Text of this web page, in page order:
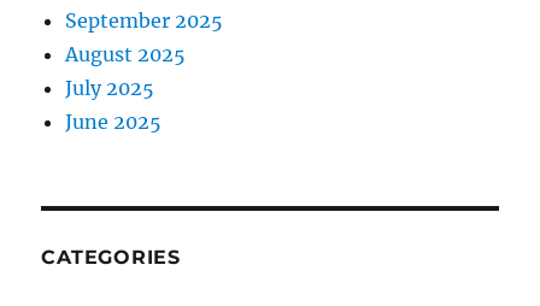
September 2025
August 2025
July 2025
June 2025
CATEGORIES